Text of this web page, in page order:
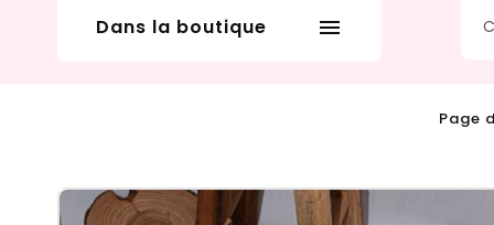
Dans la boutique 
Page